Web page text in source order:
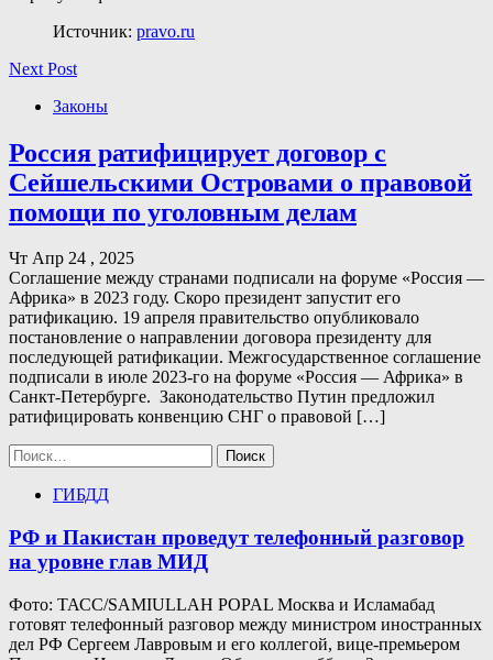
Источник: pravo.ru
Next Post
Законы
Россия ратифицирует договор с
Сейшельскими Островами о правовой
помощи по уголовным делам
Чт Апр 24 , 2025
Соглашение между странами подписали на форуме «Россия —
Африка» в 2023 году. Скоро президент запустит его
ратификацию. 19 апреля правительство опубликовало
постановление о направлении договора президенту для
последующей ратификации. Межгосударственное соглашение
подписали в июле 2023-го на форуме «Россия — Африка» в
Санкт-Петербурге. Законодательство Путин предложил
ратифицировать конвенцию СНГ о правовой […]
Найти:
ГИБДД
РФ и Пакистан проведут телефонный разговор
на уровне глав МИД
Фото: ТАСС/SAMIULLAH POPAL Москва и Исламабад
готовят телефонный разговор между министром иностранных
дел РФ Сергеем Лавровым и его коллегой, вице-премьером